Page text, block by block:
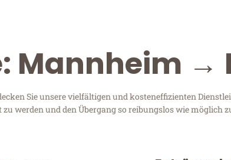
Mannheim →
Sie unsere vielfältigen und kosteneffizienten
werden und den Übergang so reibungslos wie möglich